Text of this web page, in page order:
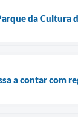
da Cultura
a contar com